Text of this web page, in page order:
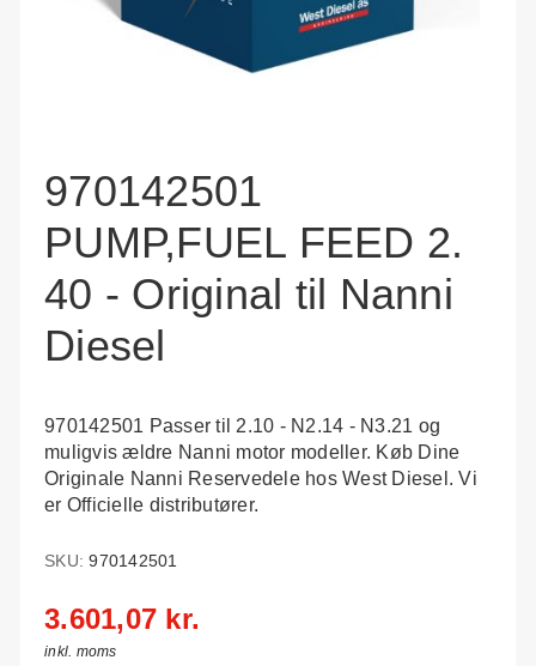
970142501
PUMP,FUEL FEED 2.
40 - Original til Nanni
Diesel
970142501 Passer til 2.10 - N2.14 - N3.21 og
muligvis ældre Nanni motor modeller. Køb Dine
Originale Nanni Reservedele hos West Diesel. Vi
er Officielle distributører.
SKU: 970142501
3.601,07 kr.
inkl. moms